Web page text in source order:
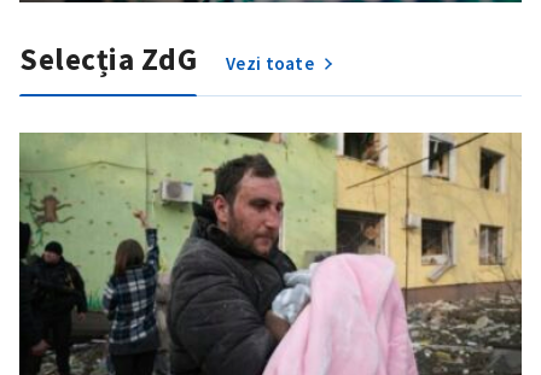
Selecția ZdG Vezi toate